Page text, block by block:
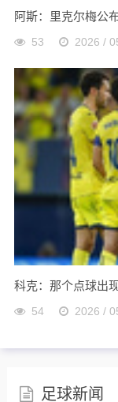
阿斯：里克尔梅公
53 2026 /
科克：那个点球出
54 2026 /
足球新闻